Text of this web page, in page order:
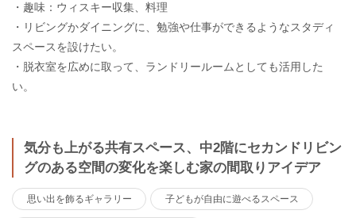
・趣味：ウィスキー収集、料理
・リビングかダイニングに、勉強や仕事ができるようなスタディ
スペースを設けたい。
・脱衣室を広めに取って、ランドリールームとしても活用した
い。
気分も上がる共有スペース、中2階にセカンドリビン
グのある空間の変化を楽しむ家の間取りアイデア
思い出を飾るギャラリー 子どもが自由に遊べるスペース